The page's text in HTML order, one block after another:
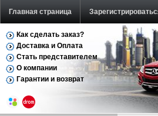
Главная страница
Как сделать заказ?
Доставка и Оплата
Стать представителем
О компании
Гарантии и возврат